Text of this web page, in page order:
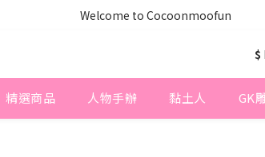
Welcome to Cocoonmoofun
$
精選商品 人物手辦 黏土人 GK